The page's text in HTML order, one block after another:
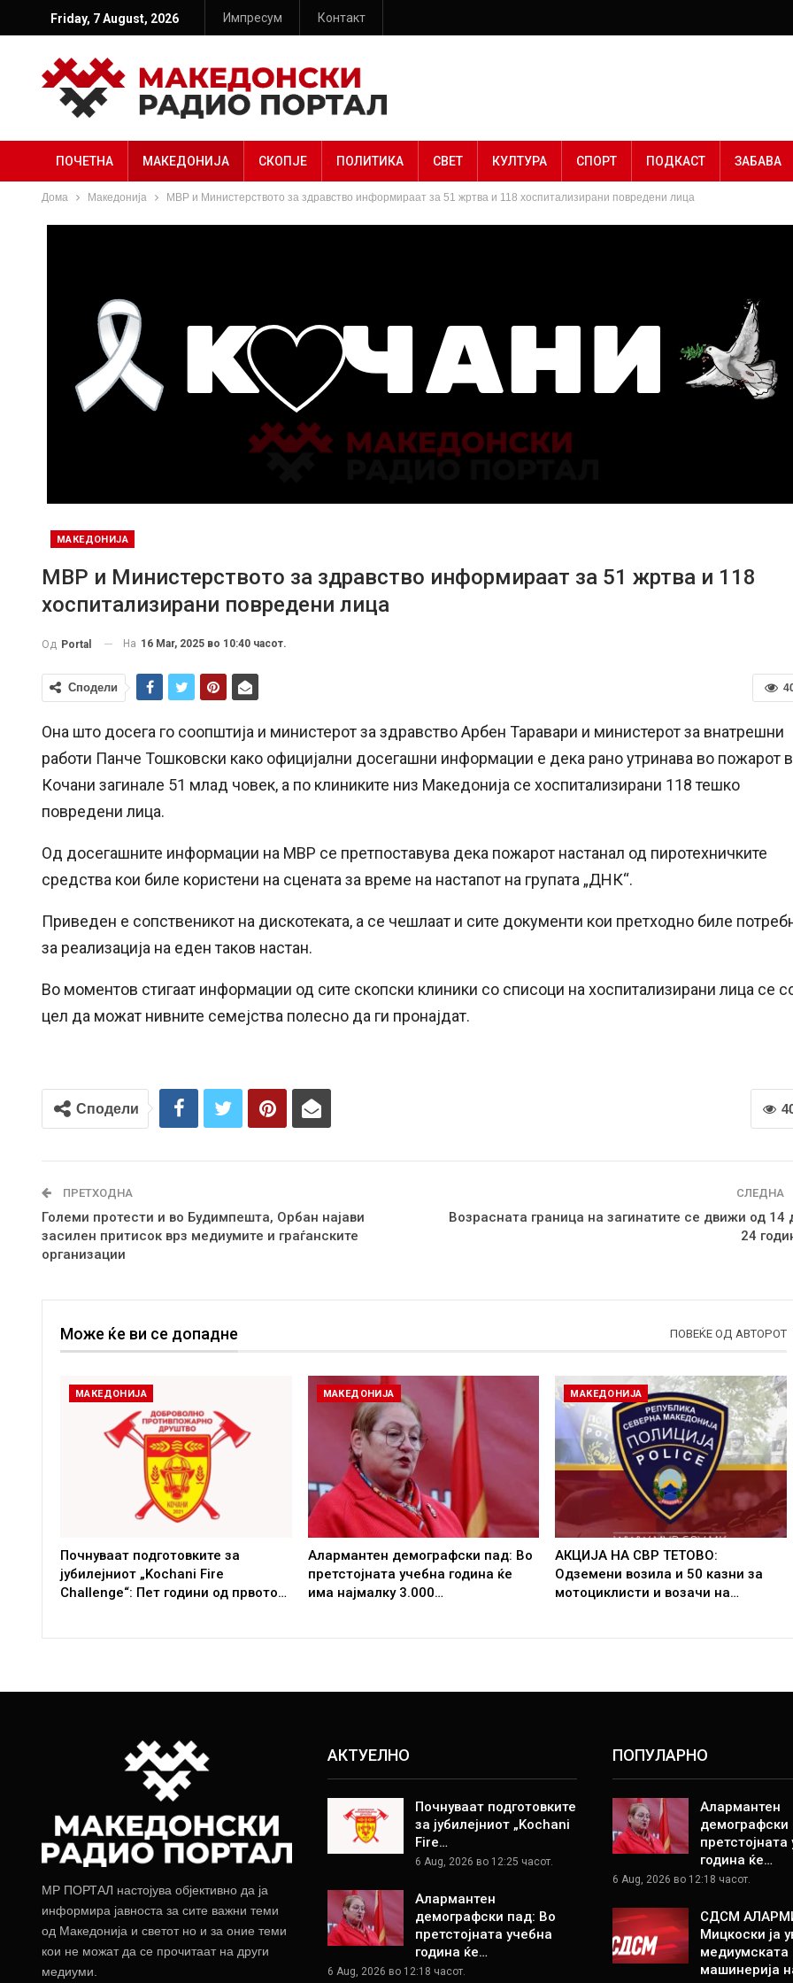
Friday, 7 August, 2026 Импресум Контакт
ПОЧЕТНА МАКЕДОНИЈА СКОПЈЕ ПОЛИТИКА СВЕТ КУЛТУРА СПОРТ ПОДКАСТ ЗАБАВА
Дома Македонија МВР и Министерството за здравство информираат за 51 жртва и 118 хоспитализирани повредени лица
МАКЕДОНИЈА
МВР и Министерството за здравство информираат за 51 жртва и 118
хоспитализирани повредени лица
Од Portal На 16 Mar, 2025 во 10:40 часот.
Сподели
Она што досега го соопштија и министерот за здравство Арбен Таравари и министерот за внатрешни
работи Панче Тошковски како официјални досегашни информации е дека рано утринава во пожарот
Кочани загинале 51 млад човек, а по клиниките низ Македонија се хоспитализирани 118 тешко
повредени лица.
Од досегашните информации на МВР се претпоставува дека пожарот настанал од пиротехничките
средства кои биле користени на сцената за време на настапот на групата „ДНК“.
Приведен е сопственикот на дискотеката, а се чешлаат и сите документи кои претходно биле
за реализација на еден таков настан.
Во моментов стигаат информации од сите скопски клиники со списоци на хоспитализирани лица се
цел да можат нивните семејства полесно да ги пронајдат.
Сподели
ПРЕТХОДНА
Големи протести и во Будимпешта, Орбан најави
засилен притисок врз медиумите и граѓанските
организации
СЛЕДНА
Возрасната граница на загинатите се движи од 14
24
Може ќе ви се допадне ПОВЕЌЕ ОД АВТОРОТ
МАКЕДОНИЈА
Почнуваат подготовките за
јубилејниот „Kochani Fire
Challenge“: Пет години од првото…
МАКЕДОНИЈА
Алармантен демографски пад: Во
претстојната учебна година ќе
има најмалку 3.000…
МАКЕДОНИЈА
АКЦИЈА НА СВР ТЕТОВО:
Одземени возила и 50 казни за
мотоциклисти и возачи на…
МР ПОРТАЛ настојува објективно да ја
информира јавноста за сите важни теми
од Македонија и светот но и за оние теми
кои не можат да се прочитаат на други
медиуми.
АКТУЕЛНО
Почнуваат подготовките
за јубилејниот „Kochani
Fire…
6 Aug, 2026 во 12:25 часот.
Алармантен
демографски пад: Во
претстојната учебна
година ќе…
6 Aug, 2026 во 12:18 часот.
ПОПУЛАРНО
Алармантен
демографски
претстојната
година ќе…
6 Aug, 2026 во 12:18 часот.
СДСМ
Мицкоски ја
медиумската
машинерија